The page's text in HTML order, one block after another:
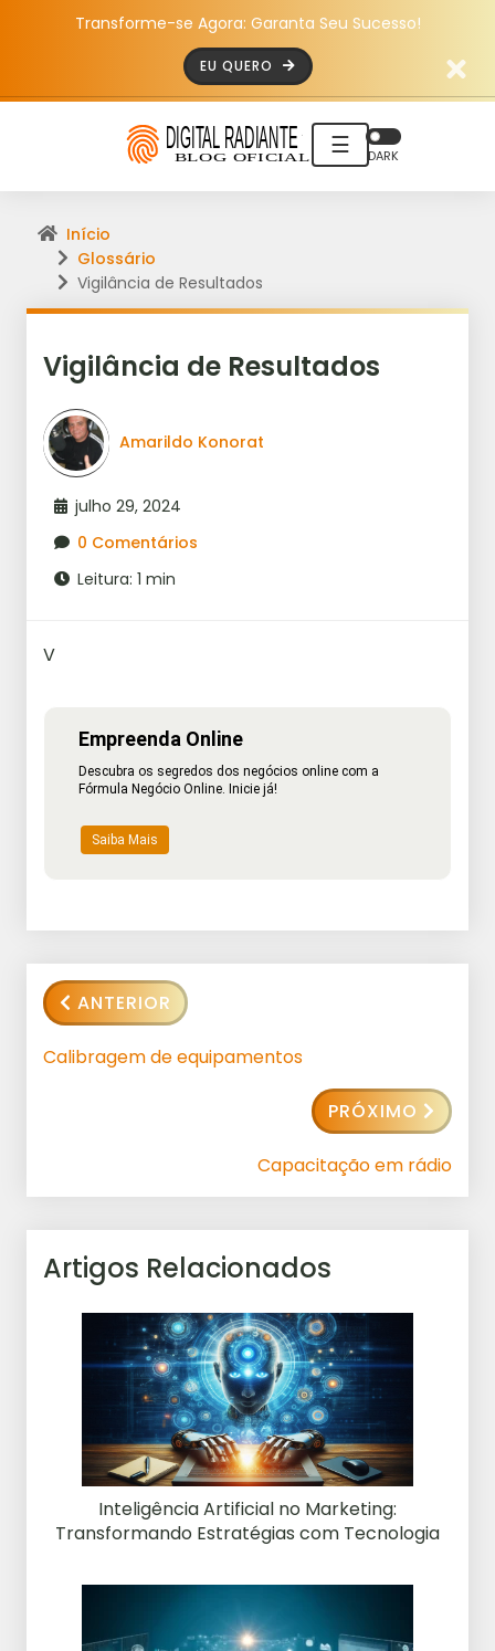
Transforme-se Agora: Garanta Seu Sucesso!
EU QUERO
☰ DARK
Início
Glossário
Vigilância de Resultados
Vigilância de Resultados
Amarildo Konorat
julho 29, 2024
0 Comentários
Leitura: 1 min
V
Empreenda Online
Descubra os segredos dos negócios online com a
Fórmula Negócio Online. Inicie já!
Saiba Mais
ANTERIOR
Calibragem de equipamentos
PRÓXIMO
Capacitação em rádio
Artigos Relacionados
Inteligência Artificial no Marketing:
Transformando Estratégias com Tecnologia